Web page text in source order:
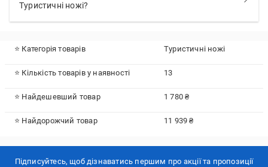
Туристичні ножі?
⭐ Категорія товарів Туристичні ножі
⭐ Кількість товарів у наявності 13
⭐ Найдешевший товар 1 780 ₴
⭐ Найдорожчий товар 11 939 ₴
Підписуйтесь, щоб дізнаватись першим про акції та пропозиції